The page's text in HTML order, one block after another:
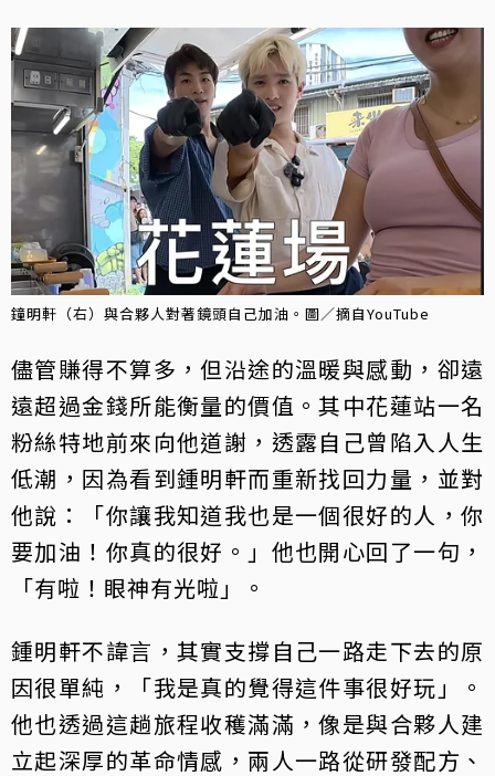
鐘明軒（右）與合夥人對著鏡頭自己加油。圖／摘自YouTube
儘管賺得不算多，但沿途的溫暖與感動，卻遠
遠超過金錢所能衡量的價值。其中花蓮站一名
粉絲特地前來向他道謝，透露自己曾陷入人生
低潮，因為看到鍾明軒而重新找回力量，並對
他說：「你讓我知道我也是一個很好的人，你
要加油！你真的很好。」他也開心回了一句，
「有啦！眼神有光啦」。
鍾明軒不諱言，其實支撐自己一路走下去的原
因很單純，「我是真的覺得這件事很好玩」。
他也透過這趟旅程收穫滿滿，像是與合夥人建
立起深厚的革命情感，兩人一路從研發配方、